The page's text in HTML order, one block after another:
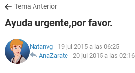
SALUD
FAMILIA
NUTRICIÓN
Tema Anterior
Ayuda urgente,por favor.
Natanvg - 19 jul 2015 a las 06:25
AnaZarate - 20 jul 2015 a las 02:16